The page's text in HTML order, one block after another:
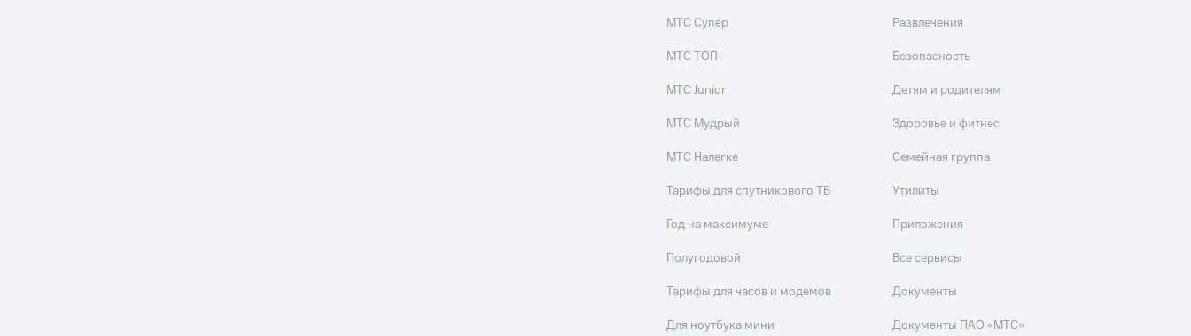
МТС Супер
МТС ТОП
МТС Junior
МТС Мудрый
МТС Налегке
Тарифы для спутникового ТВ
Год на максимуме
Полугодовой
Тарифы для часов и модемов
Для ноутбука мини
Развлечения
Безопасность
Детям и родителям
Здоровье и фитнес
Семейная группа
Утилиты
Приложения
Все сервисы
Документы
Документы ПАО «МТС»